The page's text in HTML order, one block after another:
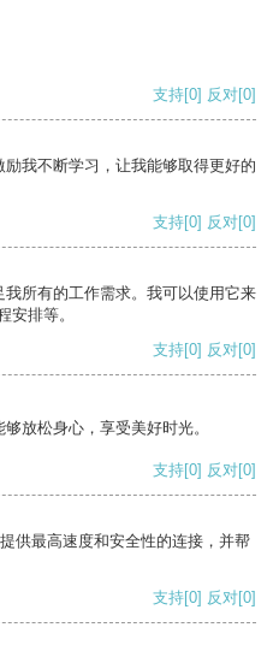
支持[0] 反对[0]
我不断学习，让我能够取得更好的
支持[0] 反对[0]
所有的工作需求。我可以使用它来
安排等。
支持[0] 反对[0]
放松身心，享受美好时光。
支持[0] 反对[0]
供最高速度和安全性的连接，并帮
支持[0] 反对[0]